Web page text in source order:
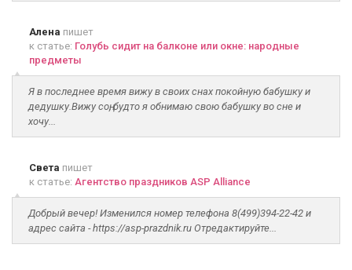
Алена пишет
к статье: Голубь сидит на балконе или окне: народные
предметы
Я в последнее время вижу в своих снах покойную бабушку и
дедушку.Вижу соң, будто я обнимаю свою бабушку во сне и
хочу...
Света пишет
к статье: Агентство праздников ASP Alliance
Добрый вечер! Изменился номер телефона 8(499)394-22-42 и
адрес сайта - https://asp-prazdnik.ru Отредактируйте...